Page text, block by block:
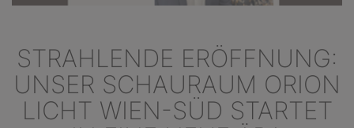
STRAHLENDE ERÖFFNUNG:
UNSER SCHAURAUM ORION
LICHT WIEN-SÜD STARTET